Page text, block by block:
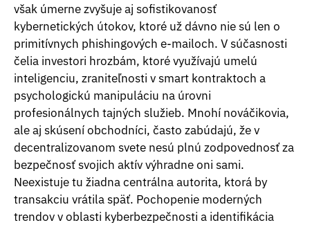
však úmerne zvyšuje aj sofistikovanosť
kybernetických útokov, ktoré už dávno nie sú len o
primitívnych phishingových e-mailoch. V súčasnosti
čelia investori hrozbám, ktoré využívajú umelú
inteligenciu, zraniteľnosti v smart kontraktoch a
psychologickú manipuláciu na úrovni
profesionálnych tajných služieb. Mnohí nováčikovia,
ale aj skúsení obchodníci, často zabúdajú, že v
decentralizovanom svete nesú plnú zodpovednosť za
bezpečnosť svojich aktív výhradne oni sami.
Neexistuje tu žiadna centrálna autorita, ktorá by
transakciu vrátila späť. Pochopenie moderných
trendov v oblasti kyberbezpečnosti a identifikácia